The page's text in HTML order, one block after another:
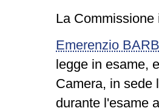
La
Emerenzio
legge in esame,
Camera, in sede
durante l'esame